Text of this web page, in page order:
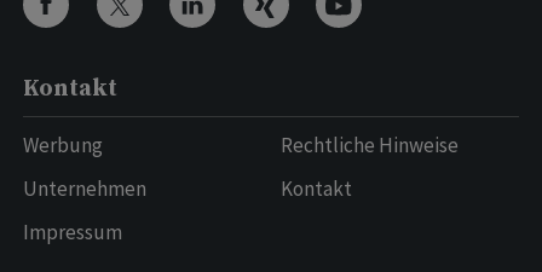
Kontakt
Werbung
Unternehmen
Impressum
Rechtliche Hinweise
Kontakt